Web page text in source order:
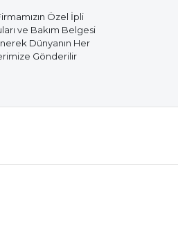
Özel İpli
ve Bakım Belgesi
Dünyanın Her
Gönderilir